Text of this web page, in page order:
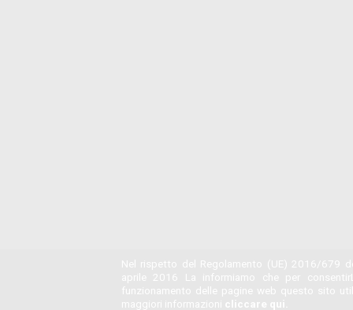
Nel rispetto del Regolamento (UE) 2016/679
aprile 2016 La informiamo che per
funzionamento delle pagine web questo sito
maggiori informazioni cliccare qui.